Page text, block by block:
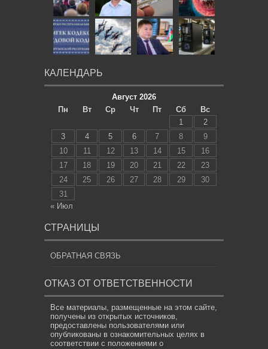
КАЛЕНДАРЬ
Август 2026
Пн
Вт Ср Чт Пт Сб
Вс
1
2
3
4 5 6 7 8
9
10
11 12 13 14 15
16
17
18 19 20 21 22
23
24
25 26 27 28 29
30
31
« Июл
СТРАНИЦЫ
ОБРАТНАЯ СВЯЗЬ
ОТКАЗ ОТ ОТВЕТСТВЕННОСТИ
Все материалы, размещенные на этом сайте,
получены из открытых источников,
предоставлены пользователями или
опубликованы в ознакомительных целях в
соответствии с положениями о